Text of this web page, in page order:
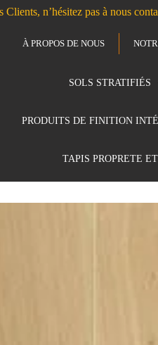
Clients, n’hésitez pas à nous
À PROPOS DE NOUS
SOLS STRATIFIÉS
PRODUITS DE FINITION
TAPIS PROPRETE